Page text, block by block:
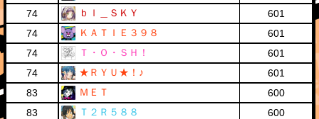
74
ｂｌ＿ＳＫＹ
601
74
ＫＡＴＩＥ３９８
601
74
Ｔ・Ｏ・ＳＨ！
601
74
★ＲＹＵ★！♪
601
83
ＭＥＴ
600
83
Ｔ２Ｒ５８８
600